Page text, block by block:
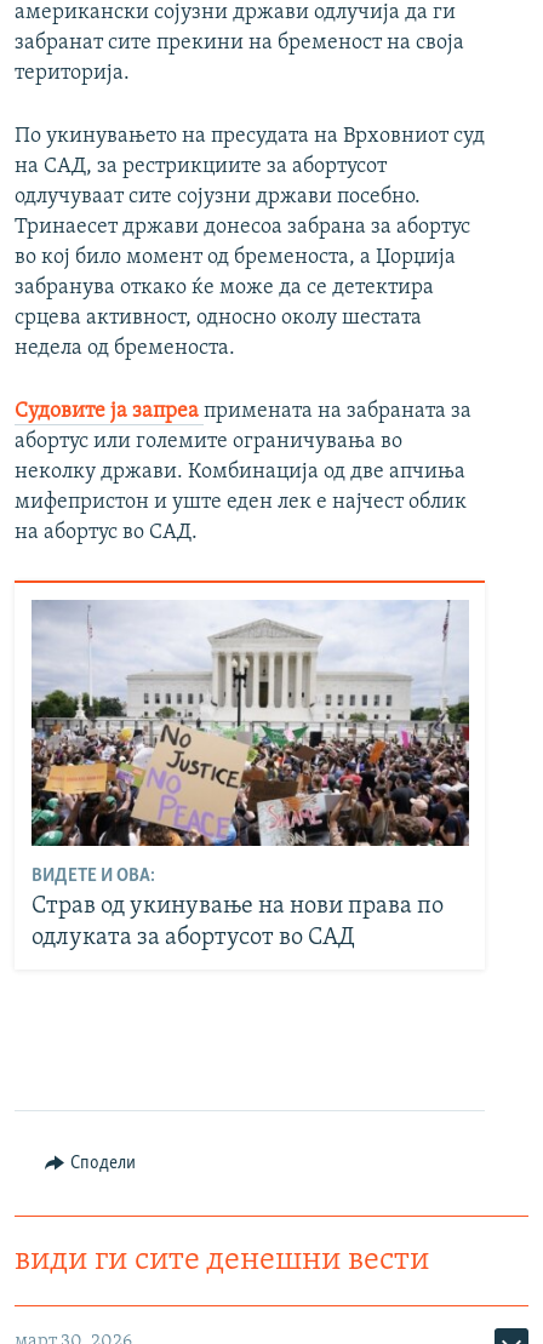
американски сојузни држави одлучија да ги
забранат сите прекини на бременост на своја
територија.
По укинувањето на пресудата на Врховниот суд
на САД, за рестрикциите за абортусот
одлучуваат сите сојузни држави посебно.
Тринаесет држави донесоа забрана за абортус
во кој било момент од бременоста, а Џорџија
забранува откако ќе може да се детектира
срцева активност, односно околу шестата
недела од бременоста.
Судовите ја запреа примената на забраната за
абортус или големите ограничувања во
неколку држави. Комбинација од две апчиња
мифепристон и уште еден лек е најчест облик
на абортус во САД.
ВИДЕТЕ И ОВА:
Страв од укинување на нови права по
одлуката за абортусот во САД
Сподели
види ги сите денешни вести